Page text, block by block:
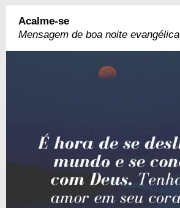
Acalme-se
Mensagem de boa noite evangélica